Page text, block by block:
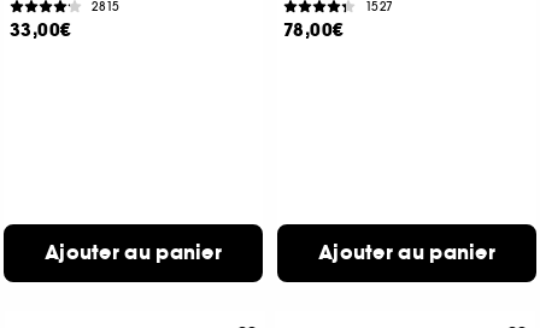
2815
33,00€
Ajouter au panier
1527
78,00€
Ajouter au panier